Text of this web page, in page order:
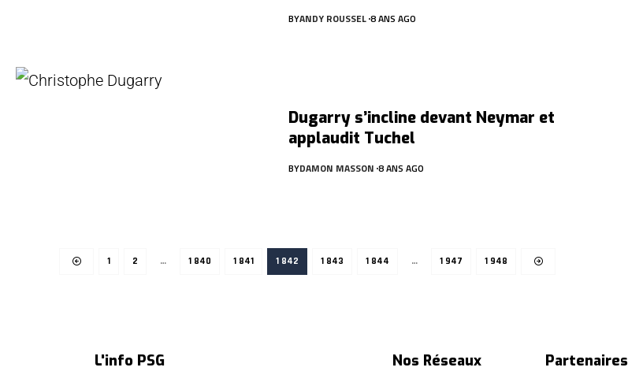
BYANDY ROUSSEL 8 ANS AGO
Dugarry s’incline devant Neymar et
applaudit Tuchel
BYDAMON MASSON 8 ANS AGO
1 2 … 1 840 1 841 1 842 1 843 1 844 … 1 947 1 948
L'info PSG Nos Réseaux Partenaires